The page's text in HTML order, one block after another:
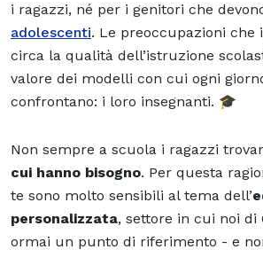
i ragazzi, né per i genitori che
adolescenti. Le preoccupazioni che
circa la qualità dell’istruzione
valore dei modelli con cui ogni
confrontano: i loro insegnanti. 🎓
Non sempre a scuola i ragazzi
cui hanno bisogno. Per questa
te sono molto sensibili al tema dell’
personalizzata, settore in cui noi di
ormai un punto di riferimento - e